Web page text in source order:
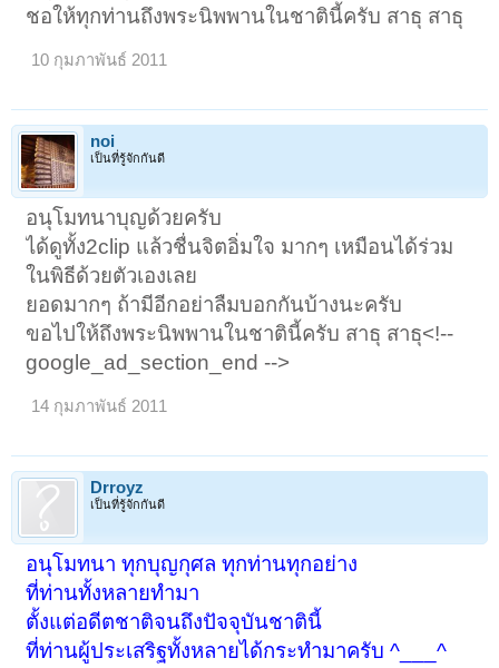
ชอให้ทุกท่านถึงพระนิพพานในชาตินี้ครับ สาธุ สาธุ
10 กุมภาพันธ์ 2011
noi
เป็นที่รู้จักกันดี
อนุโมทนาบุญด้วยครับ
ได้ดูทั้ง2clip แล้วชื่นจิตอิ่มใจ มากๆ เหมือนได้ร่วม
ในพิธีด้วยตัวเองเลย
ยอดมากๆ ถ้ามีอีกอย่าลืมบอกกันบ้างนะครับ
ขอไปให้ถึงพระนิพพานในชาตินี้ครับ สาธุ สาธุ<!--
google_ad_section_end -->
14 กุมภาพันธ์ 2011
Drroyz
เป็นที่รู้จักกันดี
อนุโมทนา ทุกบุญกุศล ทุกท่านทุกอย่าง
ที่ท่านทั้งหลายทำมา
ตั้งแต่อดีตชาติจนถึงปัจจุบันชาตินี้
ที่ท่านผู้ประเสริฐทั้งหลายได้กระทำมาครับ ^___^